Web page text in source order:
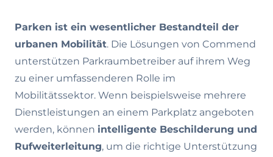
Parken ist ein wesentlicher Bestandteil der
urbanen Mobilität. Die Lösungen von Commend
unterstützen Parkraumbetreiber auf ihrem Weg
zu einer umfassenderen Rolle im
Mobilitätssektor. Wenn beispielsweise mehrere
Dienstleistungen an einem Parkplatz angeboten
werden, können intelligente Beschilderung und
Rufweiterleitung, um die richtige Unterstützung